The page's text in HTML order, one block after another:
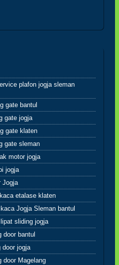
yang
baik,berarti berbuat
dan jika engkau
perbuatan burukmu
tiada
meleset jangan pernah
atau orang lain karena
kita pasti kembali
sholat,maka
dimuka bumi dan
dan ingatlah allah
kamu beruntung
plafon jogja sleman
gate bantul
gate jogja
gate klaten
gate sleman
motor jogja
jogja
Jogja
etalase klaten
Jogja Sleman bantul
sliding jogja
door bantul
door jogja
door Magelang